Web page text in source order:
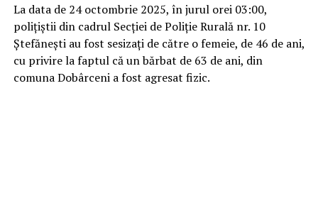
La data de 24 octombrie 2025, în jurul orei 03:00,
polițiștii din cadrul Secției de Poliție Rurală nr. 10
Ștefănești au fost sesizați de către o femeie, de 46 de ani,
cu privire la faptul că un bărbat de 63 de ani, din
comuna Dobârceni a fost agresat fizic.